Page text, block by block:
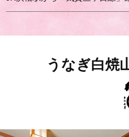
うなぎ白焼